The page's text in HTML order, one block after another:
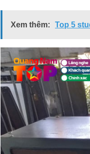
Xem thêm: Top 5